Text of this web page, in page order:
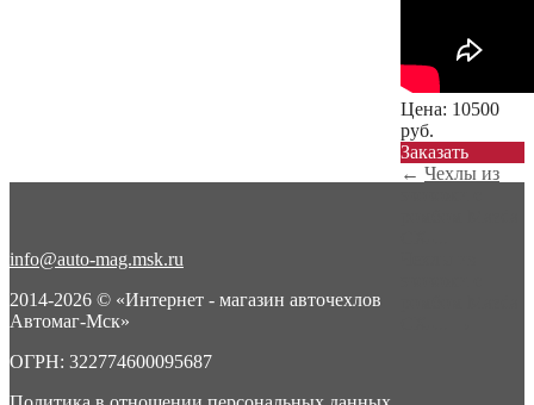
Цена: 10500
руб.
Заказать
← Чехлы из
info@auto-mag.msk.ru
2014-2026 © «Интернет - магазин авточехлов
Автомаг-Мск»
ОГРН: 322774600095687